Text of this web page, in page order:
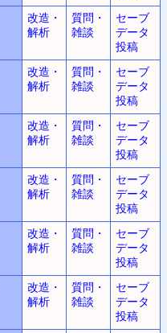
改造・
解析
質問・
雑談
セーブ
データ
投稿
改造・
解析
質問・
雑談
セーブ
データ
投稿
改造・
解析
質問・
雑談
セーブ
データ
投稿
改造・
解析
質問・
雑談
セーブ
データ
投稿
改造・
解析
質問・
雑談
セーブ
データ
投稿
改造・
解析
質問・
雑談
セーブ
データ
投稿